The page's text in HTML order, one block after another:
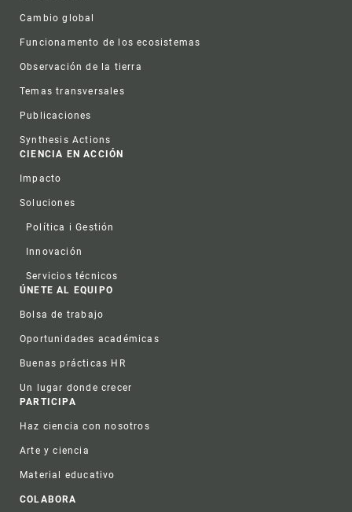
Cambio global
Funcionamento de los ecosistemas
Observación de la tierra
Temas transversales
Publicaciones
Synthesis Actions
CIENCIA EN ACCIÓN
Impacto
Soluciones
Política i Gestión
Innovación
Servicios técnicos
ÚNETE AL EQUIPO
Bolsa de trabajo
Oportunidades académicas
Buenas prácticas HR
Un lugar donde crecer
PARTICIPA
Haz ciencia con nosotros
Arte y ciencia
Material educativo
COLABORA